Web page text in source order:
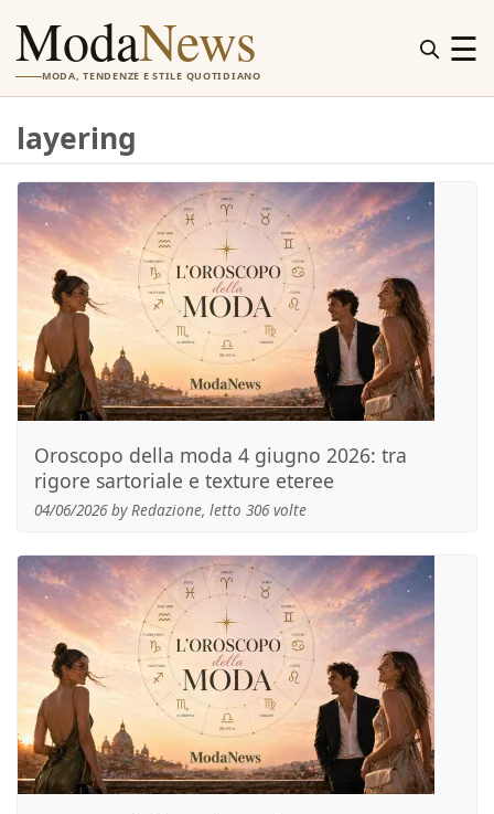
ModaNews
MODA, TENDENZE E STILE QUOTIDIANO
☰
layering
Oroscopo della moda 4 giugno 2026: tra
rigore sartoriale e texture eteree
04/06/2026 by Redazione, letto 306 volte